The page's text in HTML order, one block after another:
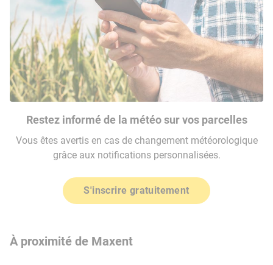
Restez informé de la météo sur vos parcelles
Vous êtes avertis en cas de changement météorologique
grâce aux notifications personnalisées.
S'inscrire gratuitement
À proximité de Maxent